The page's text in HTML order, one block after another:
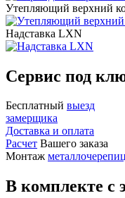
Утепляющий верхний
Надставка LXN
Сервис под
Бесплатный выезд
замерщика
Доставка и оплата
Расчет Вашего заказа
Монтаж
В комплекте с